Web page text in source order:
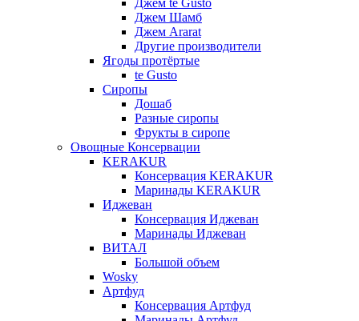
Джем te Gusto
Джем Шамб
Джем Ararat
Другие производители
Ягоды протёртые
te Gusto
Сиропы
Дошаб
Разные сиропы
Фрукты в сиропе
Овощные Консервации
KERAKUR
Консервация KERAKUR
Маринады KERAKUR
Иджеван
Консервация Иджеван
Маринады Иджеван
ВИТАЛ
Большой объем
Wosky
Артфуд
Консервация Артфуд